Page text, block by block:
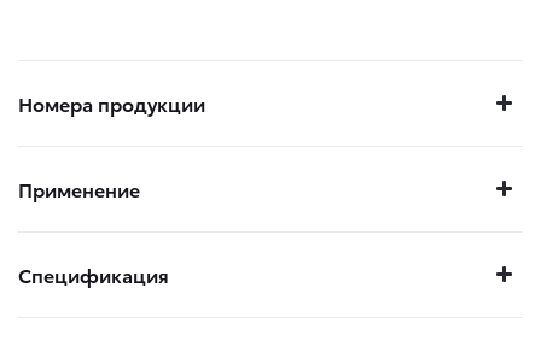
Номера продукции
Применение
Спецификация